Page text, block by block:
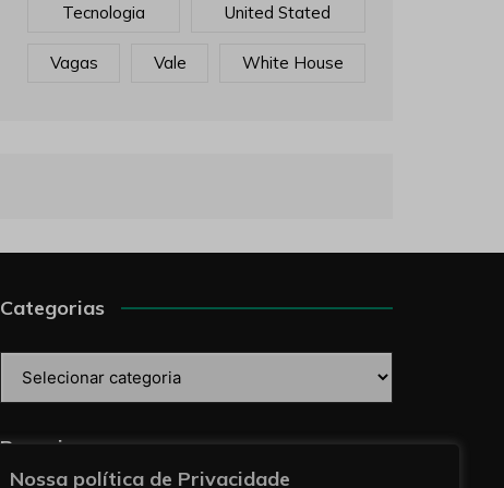
Nossa política de Privacidade
Tecnologia United Stated
Vagas Vale White House
Categorias
Pesquise